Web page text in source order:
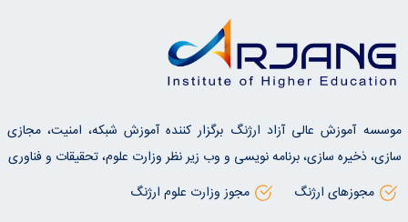
موسسه آموزش عالی آزاد ارژنگ برگزار کننده آموزش شبکه، امنیت، مجازی
سازی، ذخیره سازی، برنامه نویسی و وب زیر نظر وزارت علوم، تحقیقات و فناوری
مجوزهای ارژنگ
مجوز وزارت علوم ارژنگ